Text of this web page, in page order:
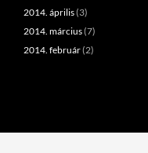
2014. április(3)
2014. március(7)
2014. február(2)